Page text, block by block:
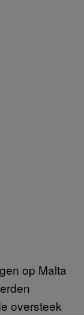
op Malta
oversteek